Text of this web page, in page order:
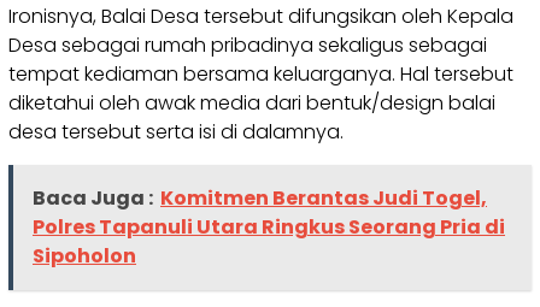
Ironisnya, Balai Desa tersebut difungsikan oleh Kepala
Desa sebagai rumah pribadinya sekaligus sebagai
tempat kediaman bersama keluarganya. Hal tersebut
diketahui oleh awak media dari bentuk/design balai
desa tersebut serta isi di dalamnya.
Baca Juga : Komitmen Berantas Judi Togel,
Polres Tapanuli Utara Ringkus Seorang Pria di
Sipoholon